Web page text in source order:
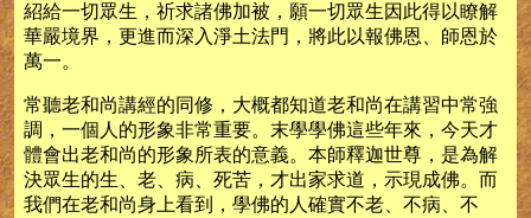
紹給一切眾生，祈求諸佛加被，願一切眾生因此得以瞭解
華嚴境界，更進而深入淨土法門，將此以報佛恩、師恩於
萬一。
常聽老和尚講經的同修，大概都知道老和尚在講習中常強
調，一個人的形象非常重要。末學學佛這些年來，今天才
體會出老和尚的形象所表的意義。本師釋迦世尊，是為解
決眾生的生、老、病、死苦，才出家求道，示現成佛。而
我們在老和尚身上看到，學佛的人確實不老、不病、不